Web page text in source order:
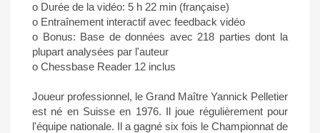
o Durée de la vidéo: 5 h 22 min (française)
o Entraînement interactif avec feedback vidéo
o Bonus: Base de données avec 218 parties dont la
plupart analysées par l'auteur
o Chessbase Reader 12 inclus
Joueur professionnel, le Grand Maître Yannick Pelletier
est né en Suisse en 1976. Il joue régulièrement pour
l'équipe nationale. Il a gagné six fois le Championnat de